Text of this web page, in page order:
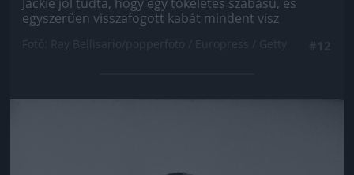
egyszerűen visszafogott kabát mindent visz